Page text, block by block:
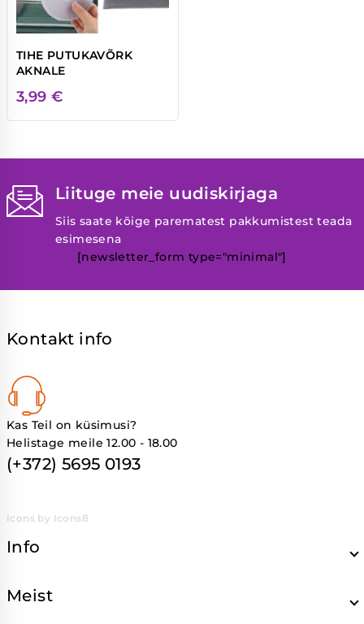
TIHE PUTUKAVÕRK
AKNALE
3,99 €
Liituge meie uudiskirjaga
Siis saate kõige parematest pakkumistest teada
esimesena
[newsletter_form type="minimal"]
Kontakt info
Kas Teil on küsimusi?
Helistage meile 12.00 - 18.00
(+372) 5695 0193
Icons by Icons8
Info
Meist